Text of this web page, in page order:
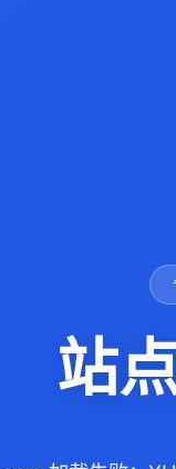
站